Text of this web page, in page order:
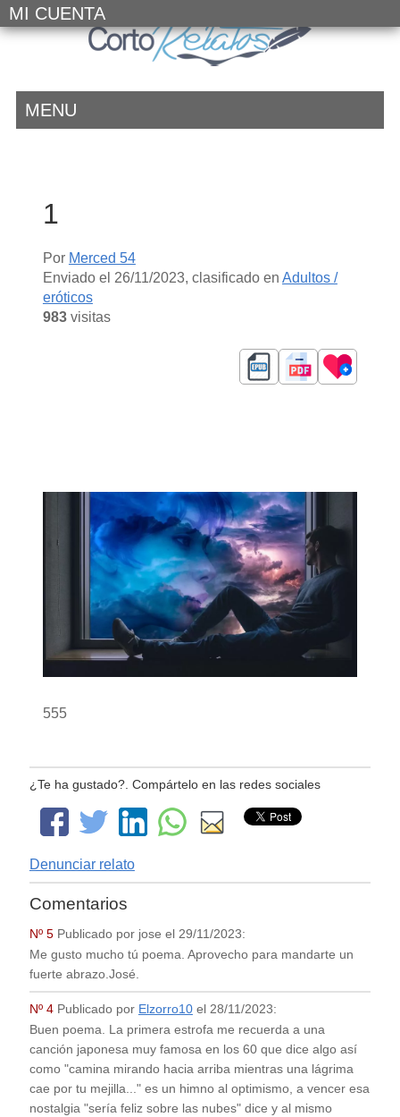
MI CUENTA
MENU
1
Por Merced 54
Enviado el 26/11/2023, clasificado en Adultos /
eróticos
983visitas
555
¿Te ha gustado?. Compártelo en las redes sociales
Denunciar relato
Comentarios
Nº 5Publicado por jose el 29/11/2023:
Me gusto mucho tú poema. Aprovecho para mandarte un
fuerte abrazo.José.
Nº 4Publicado por Elzorro10el 28/11/2023:
Buen poema. La primera estrofa me recuerda a una
canción japonesa muy famosa en los 60 que dice algo así
como "camina mirando hacia arriba mientras una lágrima
cae por tu mejilla..." es un himno al optimismo, a vencer esa
nostalgia "sería feliz sobre las nubes" dice y al mismo